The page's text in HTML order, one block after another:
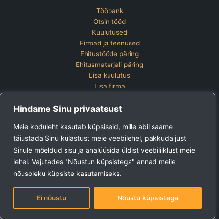
Hindame Sinu privaatsust
Meie koduleht kasutab küpsiseid, mille abil saame
täiustada Sinu külastust meie veebilehel, pakkuda just
Sinule mõeldud sisu ja analüüsida üldist veebiliiklust meie
lehel. Vajutades "Nõustun küpsistega" annad meile
nõusoleku küpsiste kasutamiseks.
Ei nõustu Nõustu küpsistega
Tööpank
Otsin tööd
Kuulutused
Firmad ja teenused
Ehitustööde päring
Ehitusmaterjali päring
Lisa kuulutus
Lisa firma
Kontakt
Lisa kuulutus
Vaata ettevõtete pakette
Ehitus24 OÜ
Tel:+372 5123 867 (E-R 9-15)
E-post: kuulutused@ehitus24.ee
Copyright © 2026 Ehitus24